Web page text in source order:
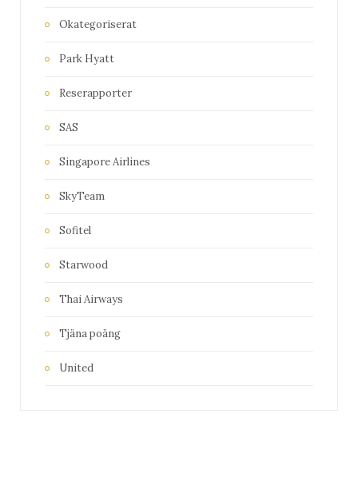
Okategoriserat
Park Hyatt
Reserapporter
SAS
Singapore Airlines
SkyTeam
Sofitel
Starwood
Thai Airways
Tjäna poäng
United